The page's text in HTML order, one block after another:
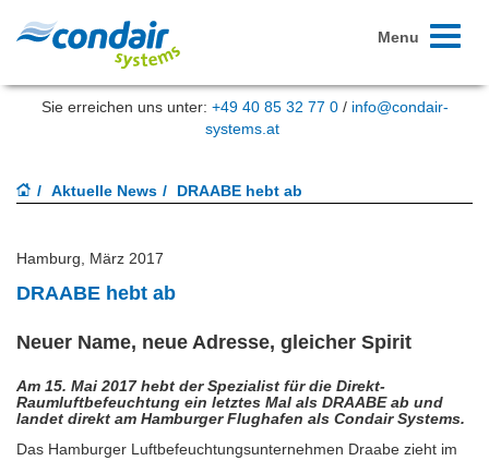
Toggle
Menu
Sie erreichen uns unter: +49 40 85 32 77 0/ info@condair-
systems.at
Aktuelle News DRAABE hebt ab
Hamburg, März 2017
DRAABE hebt ab
Neuer Name, neue Adresse, gleicher Spirit
Am 15. Mai 2017 hebt der Spezialist für die Direkt-
Raumluftbefeuchtung ein letztes Mal als DRAABE ab und
landet direkt am Hamburger Flughafen als Condair Systems.
Das Hamburger Luftbefeuchtungsunternehmen Draabe zieht im